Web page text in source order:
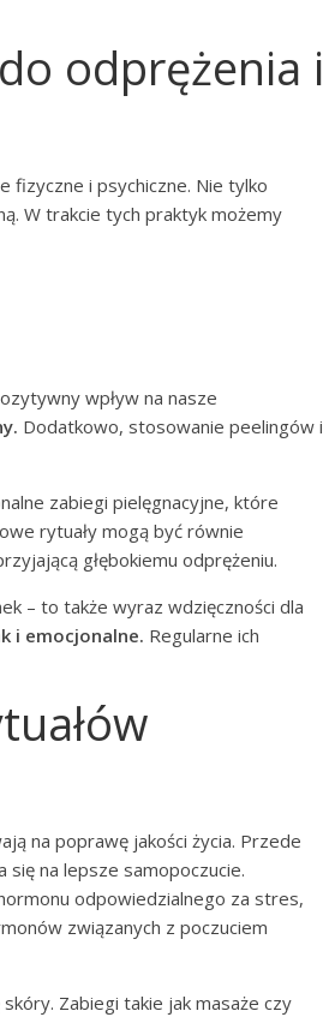
odprężenia i
fizyczne i psychiczne. Nie tylko
W trakcie tych praktyk możemy
wpływ na nasze
Dodatkowo, stosowanie peelingów i
zabiegi pielęgnacyjne, które
rytuały mogą być równie
głębokiemu odprężeniu.
– to także wyraz wdzięczności dla
i emocjonalne. Regularne ich
na poprawę jakości życia. Przede
na lepsze samopoczucie.
odpowiedzialnego za stres,
związanych z poczuciem
Zabiegi takie jak masaże czy